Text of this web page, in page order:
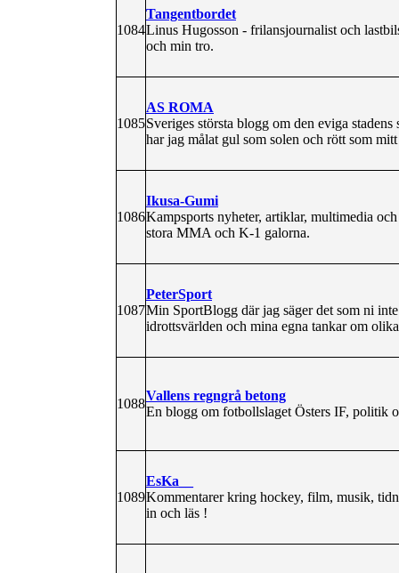
1084
Tangentbordet
Linus Hugosson - frilansjournalist och
och min tro.
1085
AS ROMA
Sveriges största blogg om den eviga
har jag målat gul som solen och rött som
1086
Ikusa-Gumi
Kampsports nyheter, artiklar, multimedia
stora MMA och K-1 galorna.
1087
PeterSport
Min SportBlogg där jag säger det som ni
idrottsvärlden och mina egna tankar om
1088
Vallens regngrå betong
En blogg om fotbollslaget Östers IF, politik
1089
EsKa__
Kommentarer kring hockey, film, musik,
in och läs !